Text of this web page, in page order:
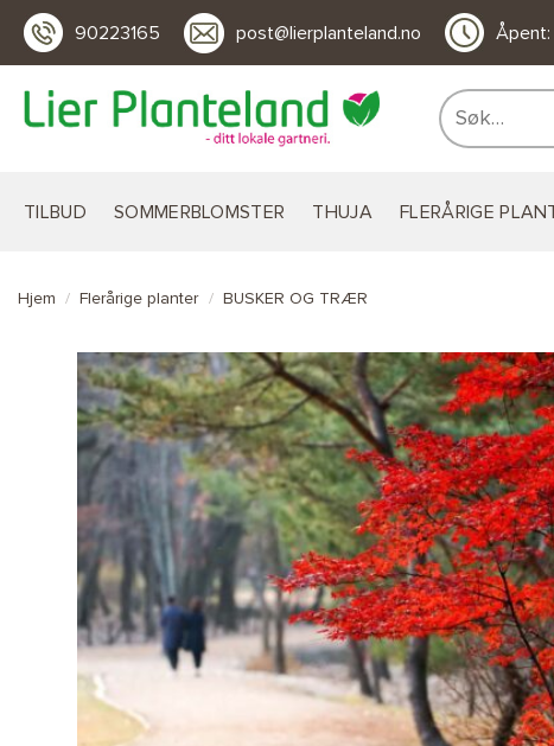
Skip
90223165 post@lierplanteland.no Åpent:
Søk
etter:
TILBUD SOMMERBLOMSTER THUJA FLERÅRIGE
Hjem / Flerårige planter / BUSKER OG TRÆR